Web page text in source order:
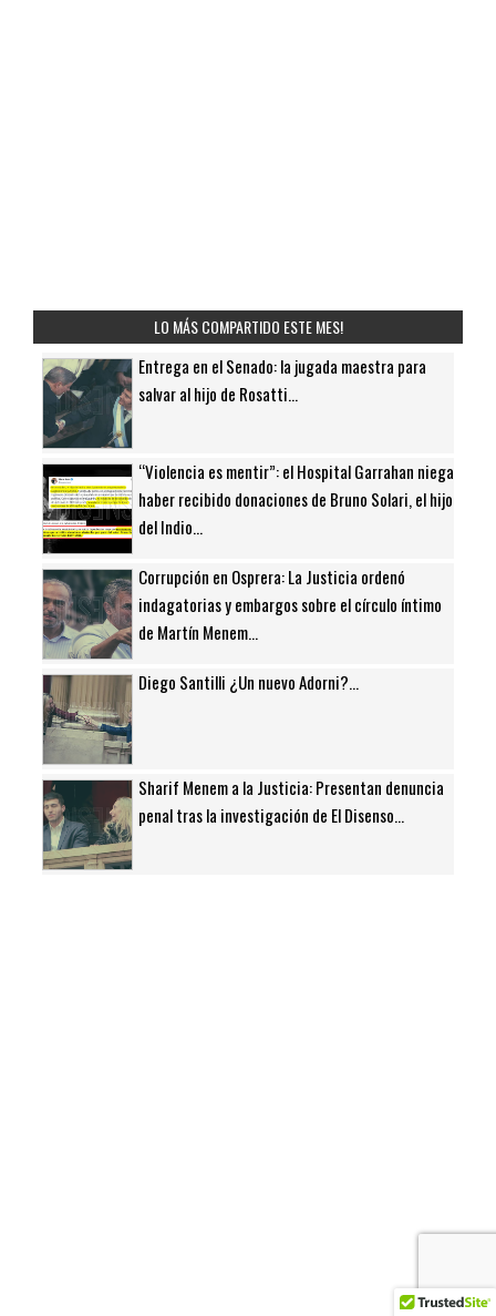
LO MÁS COMPARTIDO ESTE MES!
Entrega en el Senado: la jugada maestra para
salvar al hijo de Rosatti...
“Violencia es mentir”: el Hospital Garrahan niega
haber recibido donaciones de Bruno Solari, el hijo
del Indio...
Corrupción en Osprera: La Justicia ordenó
indagatorias y embargos sobre el círculo íntimo
de Martín Menem...
Diego Santilli ¿Un nuevo Adorni?...
Sharif Menem a la Justicia: Presentan denuncia
penal tras la investigación de El Disenso...